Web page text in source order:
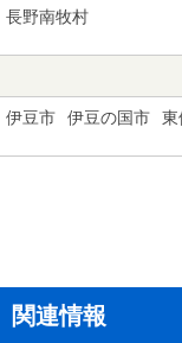
長野南牧村
伊豆市 伊豆の国市 東
関連情報